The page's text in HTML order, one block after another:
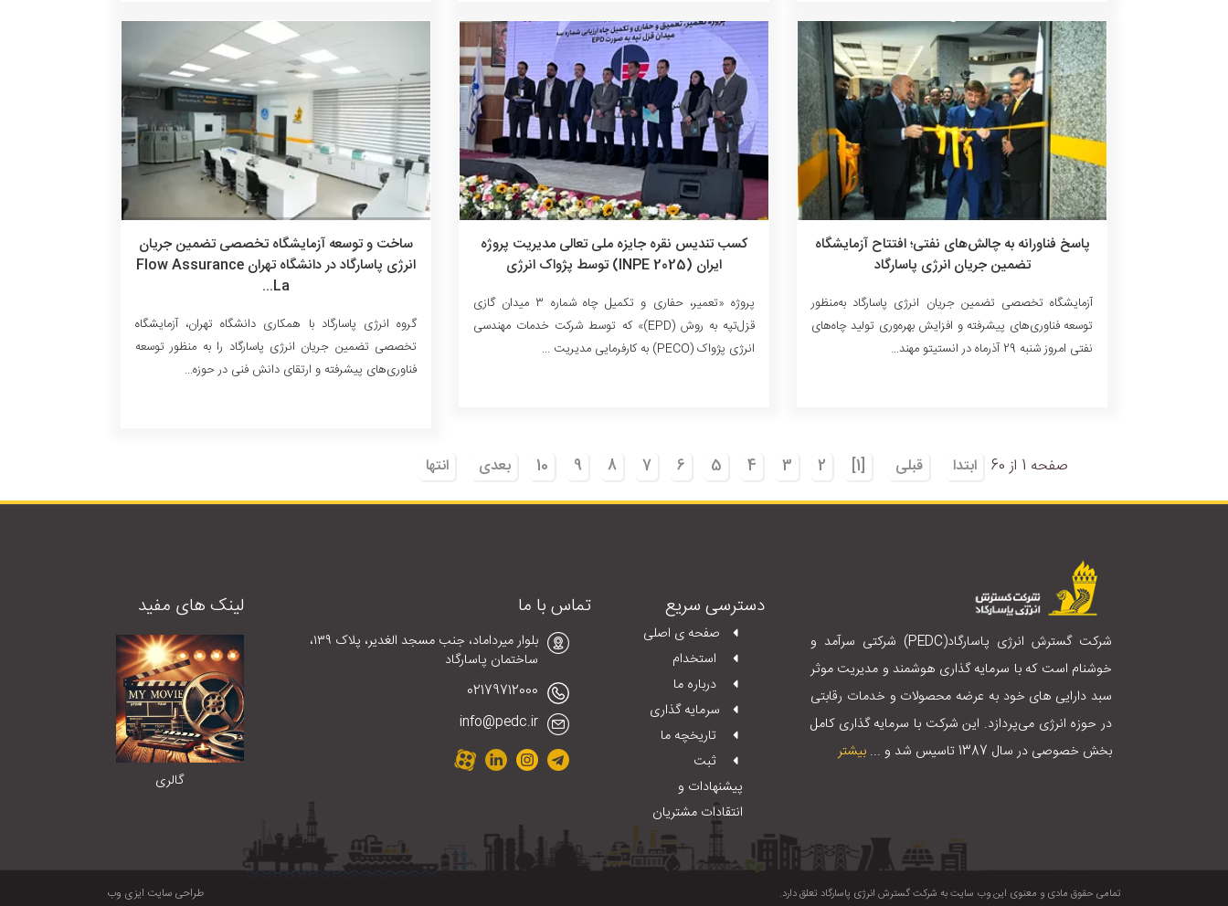
پاسخ فناورانه به چالش‌های نفتی؛ افتتاح آزمایشگاه
تضمین جریان انرژی پاسارگاد
آزمایشگاه تخصصی تضمین جریان انرژی پاسارگاد به‌منظور
توسعه فناوری‌های پیشرفته و افزایش بهره‌وری تولید چاه‌های
نفتی امروز شنبه 29 آذرماه در انستیتو مهند...
کسب تندیس نقره‌ جایزه ملی تعالی مدیریت پروژه
ایران (INPE 2025) توسط پژواک انرژی
پروژه «تعمیر، حفاری و تکمیل چاه شماره ۳ میدان گازی
قزل‌تپه به روش (EPD)» که توسط شرکت خدمات مهندسی
انرژی پژواک (PECO) به کارفرمایی مدیریت ...
ساخت و توسعه آزمایشگاه تخصصی تضمین جریان
انرژی پاسارگاد در دانشگاه تهران Flow Assurance
La...
گروه انرژی پاسارگاد با همکاری دانشگاه تهران، آزمایشگاه
تخصصی تضمین جریان انرژی پاسارگاد را به منظور توسعه
فناوری‌های پیشرفته و ارتقای دانش فنی در حوزه...
صفحه 1 از 60 ابتدا قبلی [1]
2
3
4
5
6
7
8
9
10 بعدی انتها
شرکت گسترش انرژی پاسارگاد(PEDC) شرکتی سرآمد و
خوشنام است که با سرمایه گذاری هوشمند و مدیریت موثر
سبد دارایی های خود به عرضه محصولات و خدمات رقابتی
در حوزه انرژی می‌پردازد. این شرکت با سرمایه گذاری کامل
بخش خصوصی در سال 1387 تاسیس شد و ...
بیشتر
دسترسی سریع
صفحه ی اصلی
استخدام
درباره ما
سرمایه گذاری
تاریخچه ما
ثبت
پیشنهادات و
انتقادات مشتریان
تماس با ما
بلوار میرداماد، جنب مسجد الغدیر، پلاک ١٣٩،
ساختمان پاسارگاد
02179712000
info@pedc.ir
لینک های مفید
گالری
تمامی حقوق مادی و معنوی این وب سایت به شرکت گسترش انرژی پاسارگاد تعلق دارد. طراحی سایت ایزی وب